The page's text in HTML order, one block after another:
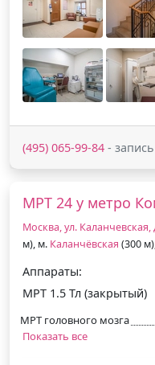
(495) 065-99-84 -
МРТ 24 у метро
Москва, ул. Каланчевская,
м), м. Каланчёвская (300
Аппараты:
МРТ 1.5 Тл (закрытый)
МРТ головного мозга
Показать все